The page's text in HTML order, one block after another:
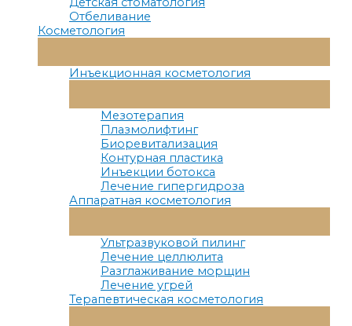
Отбеливание
Косметология
Меню
Инъекционная косметология
Меню
Мезотерапия
Плазмолифтинг
Биоревитализация
Контурная пластика
Инъекции ботокса
Лечение гипергидроза
Аппаратная косметология
Меню
Ультразвуковой пилинг
Лечение целлюлита
Разглаживание морщин
Лечение угрей
Терапевтическая косметология